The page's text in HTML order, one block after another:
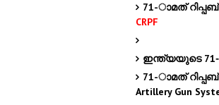
71-ാമത്
CRPF
ഇന്ത്യയുടെ 71-
71-ാമത്
Artillery Gun